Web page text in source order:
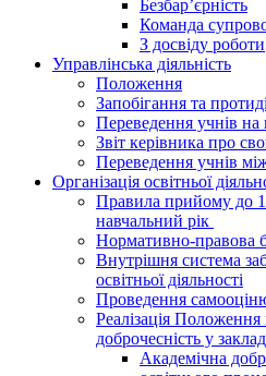
Безбар’єрність
Команда
З досвіду роботи
Управлінська діяльність
Положення
Запобігання та
Переведення учнів на
Звіт керівника про
Переведення учнів
Організація освітньої
Правила прийому до
навчальний рік
Нормативно-правова
Внутрішня система
освітньої діяльності
Проведення
Реалізація
доброчесність у
Академічна